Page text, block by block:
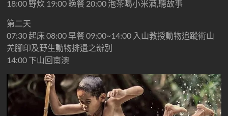
18:00 野炊 19:00 晚餐 20:00 泡茶喝小米酒,聽故事
第二天
07:30 起床 08:00 早餐 09:00~14:00 入山教授動物追蹤術山
羌腳印及野生動物排遺之辦別
14:00 下山回南澳